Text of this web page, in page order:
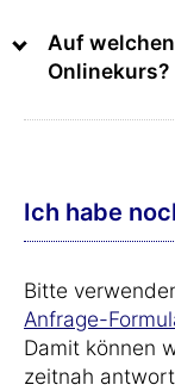
Auf
Onlinekurs?
Ich habe
Bitte
Anfrage-
Damit können
zeitnah